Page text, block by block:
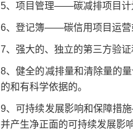
5、项目管理——碳减排项目计
6、登记簿——碳信用项目运营
7、强大的、独立的第三方验
8、健全的减排量和清除量的
的和有科学依据的。
9、可持续发展影响和保障措
并产生净正面的可持续发展影